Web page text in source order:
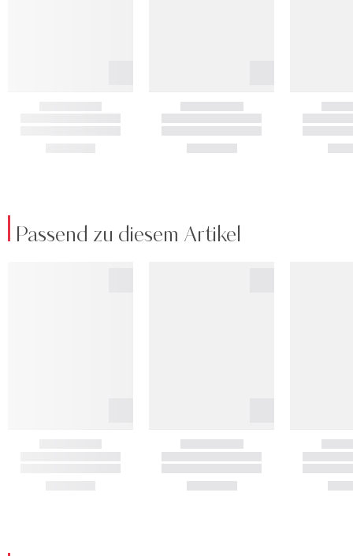
Passend zu diesem Artikel